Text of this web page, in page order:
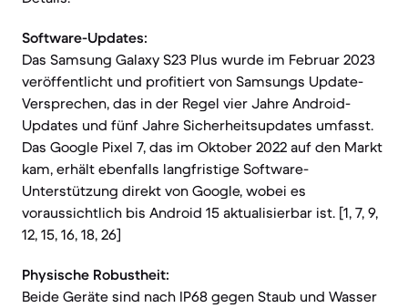
Software-Updates:
Das Samsung Galaxy S23 Plus wurde im Februar 2023
veröffentlicht und profitiert von Samsungs Update-
Versprechen, das in der Regel vier Jahre Android-
Updates und fünf Jahre Sicherheitsupdates umfasst.
Das Google Pixel 7, das im Oktober 2022 auf den Markt
kam, erhält ebenfalls langfristige Software-
Unterstützung direkt von Google, wobei es
voraussichtlich bis Android 15 aktualisierbar ist. [1, 7, 9,
12, 15, 16, 18, 26]
Physische Robustheit:
Beide Geräte sind nach IP68 gegen Staub und Wasser